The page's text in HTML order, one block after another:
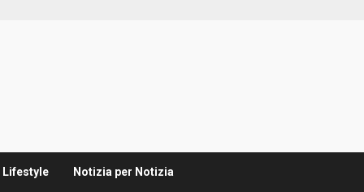
Lifestyle Notizia per Notizia